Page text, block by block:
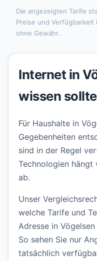
Die angezeigten Tarife
Preise und Verfügbarkeit
ohne Gewähr.
Internet in
wissen
Für Haushalte in
Gegebenheiten
sind in der Regel
Technologien hängt
ab.
Unser
welche Tarife und
Adresse in
So sehen Sie nur
tatsächlich